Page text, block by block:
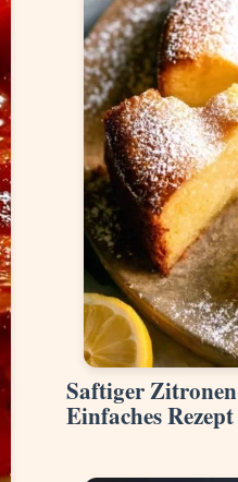
Saftiger
Einfaches Rezept